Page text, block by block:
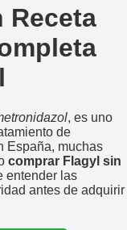
Receta
, es uno
de
España, muchas
comprar Flagyl sin
entender las
antes de adquirir